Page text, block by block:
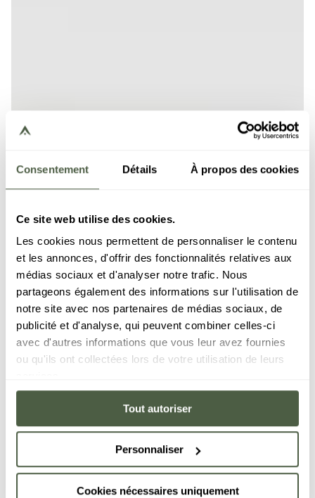
Consentement Détails À propos des cookies
Ce site web utilise des cookies.
Les cookies nous permettent de personnaliser le contenu
et les annonces, d'offrir des fonctionnalités relatives aux
médias sociaux et d'analyser notre trafic. Nous
partageons également des informations sur l'utilisation de
notre site avec nos partenaires de médias sociaux, de
publicité et d'analyse, qui peuvent combiner celles-ci
avec d'autres informations que vous leur avez fournies
ou qu'ils ont collectées lors de votre utilisation de leurs
Tout autoriser
Personnaliser
Cookies nécessaires uniquement